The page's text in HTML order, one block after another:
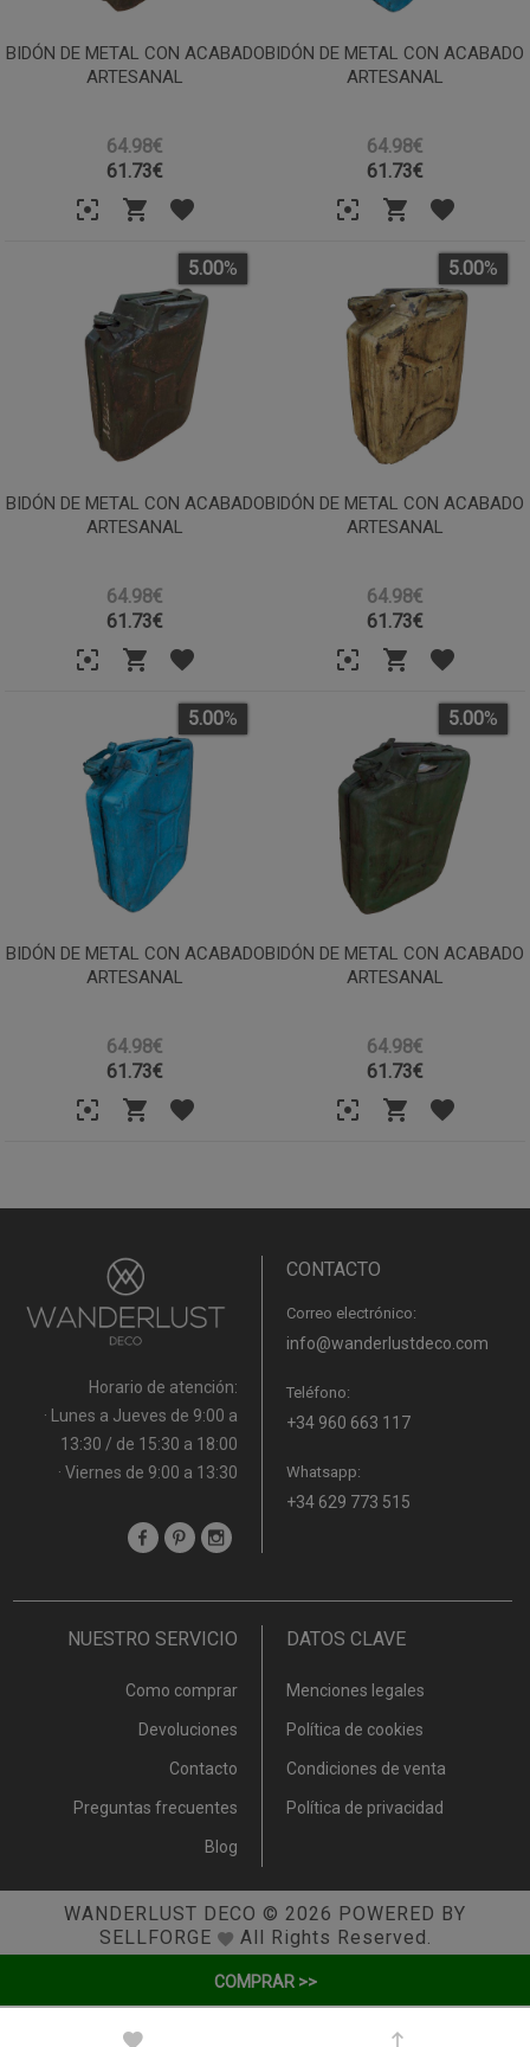
COMPRAR >>
BIDÓN DE METAL CON ACABADO
ARTESANAL
64.98€
61.73€
BIDÓN DE METAL CON ACABADO
ARTESANAL
64.98€
61.73€
BIDÓN DE METAL CON ACABADO
ARTESANAL
64.98€
5.00%
61.73€
BIDÓN DE METAL CON ACABADO
ARTESANAL
64.98€
5.00%
61.73€
BIDÓN DE METAL CON ACABADO
ARTESANAL
64.98€
5.00%
61.73€
BIDÓN DE METAL CON ACABADO
ARTESANAL
64.98€
5.00%
61.73€
Horario de atención:
· Lunes a Jueves de 9:00 a
13:30 / de 15:30 a 18:00
· Viernes de 9:00 a 13:30
CONTACTO
Correo electrónico:
info@wanderlustdeco.com
Teléfono:
+34 960 663 117
Whatsapp:
+34 629 773 515
NUESTRO SERVICIO
Como comprar
Devoluciones
Contacto
Preguntas frecuentes
Blog
DATOS CLAVE
Menciones legales
Política de cookies
Condiciones de venta
Política de privacidad
WANDERLUST DECO © 2026 POWERED BY
SELLFORGE
All Rights Reserved.